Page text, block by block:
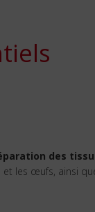
des
et les œufs, ainsi